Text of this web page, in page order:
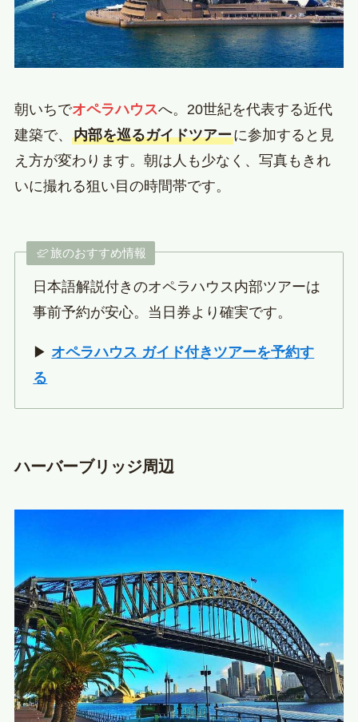
朝いちでオペラハウスへ。20世紀を代表する近代
建築で、 内部を巡るガイドツアーに参加すると見
え方が変わります。朝は人も少なく、写真もきれ
いに撮れる狙い目の時間帯です。
旅のおすすめ情報
日本語解説付きのオペラハウス内部ツアーは
事前予約が安心。当日券より確実です。
▶ オペラハウス ガイド付きツアーを予約す
る
ハーバーブリッジ周辺